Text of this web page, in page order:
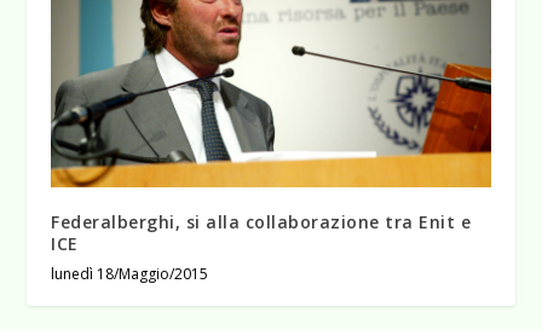
Federalberghi, si alla collaborazione tra Enit e
ICE
lunedì 18/Maggio/2015